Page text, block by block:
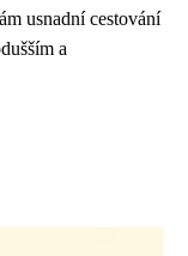
usnadní cestování
a